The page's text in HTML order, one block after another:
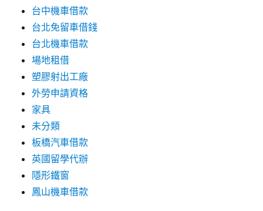
台中機車借款
台北免留車借錢
台北機車借款
場地租借
塑膠射出工廠
外勞申請資格
家具
未分類
板橋汽車借款
英國留學代辦
隱形鐵窗
鳳山機車借款